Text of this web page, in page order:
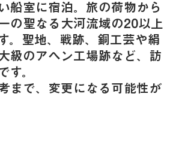
船室に宿泊。旅の荷物から
の聖なる大河流域の20以上
。聖地、戦跡、銅工芸や絹
級のアヘン工場跡など、訪
す。
まで、変更になる可能性が